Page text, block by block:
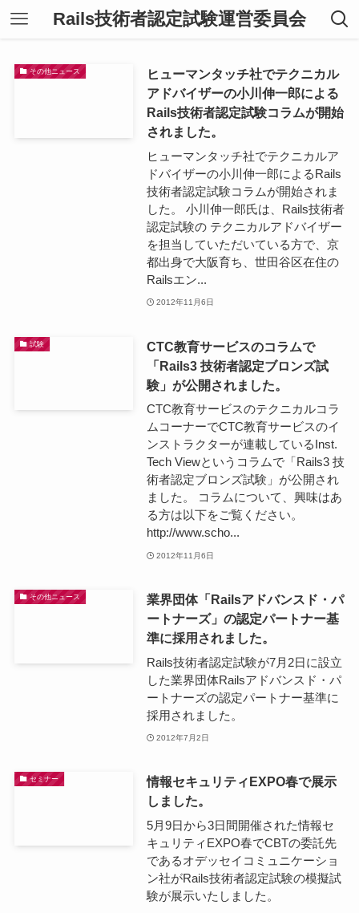
Rails技術者認定試験運営委員会
その他ニュース
ヒューマンタッチ社でテクニカル
アドバイザーの小川伸一郎による
Rails技術者認定試験コラムが開始
されました。
ヒューマンタッチ社でテクニカルア
ドバイザーの小川伸一郎によるRails
技術者認定試験コラムが開始されま
した。 小川伸一郎氏は、Rails技術者
認定試験の テクニカルアドバイザー
を担当していただいている方で、京
都出身で大阪育ち、世田谷区在住の
Railsエン...
2012年11月6日
試験
CTC教育サービスのコラムで
「Rails3 技術者認定ブロンズ試
験」が公開されました。
CTC教育サービスのテクニカルコラ
ムコーナーでCTC教育サービスのイ
ンストラクターが連載しているInst.
Tech Viewというコラムで「Rails3 技
術者認定ブロンズ試験」が公開され
ました。 コラムについて、興味はあ
る方は以下をご覧ください。
http://www.scho...
2012年11月6日
その他ニュース
業界団体「Railsアドバンスド・パ
ートナーズ」の認定パートナー基
準に採用されました。
Rails技術者認定試験が7月2日に設立
した業界団体Railsアドバンスド・パ
ートナーズの認定パートナー基準に
採用されました。
2012年7月2日
セミナー
情報セキュリティEXPO春で展示
しました。
5月9日から3日間開催された情報セ
キュリティEXPO春でCBTの委託先
であるオデッセイコミュニケーショ
ン社がRails技術者認定試験の模擬試
験が展示いたしました。